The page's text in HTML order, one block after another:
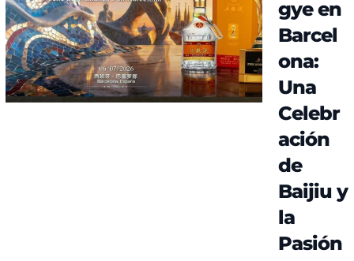
gye en
Barcel
ona:
Una
Celebr
ación
de
Baijiu y
la
Pasión